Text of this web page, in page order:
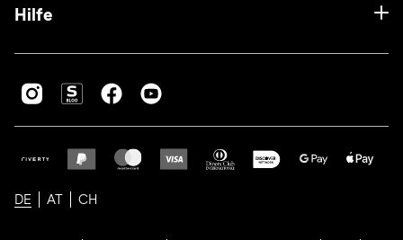
Hilfe
DE AT CH